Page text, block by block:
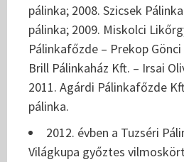
pálinka; 2008. Szicsek
pálinka; 2009. Miskolci
Pálinkafőzde – Prekop
Brill Pálinkaház Kft. – Irsai
2011. Agárdi Pálinkafőzde
pálinka.
2012. évben a Tuzséri
Világkupa győztes